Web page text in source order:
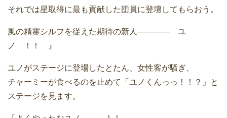
それでは星取得に最も貢献した団員に登壇してもらおう。
風の精霊シルフを従えた期待の新人———— ユ
ノ ！！ 』
ユノがステージに登場したとたん、女性客が騒ぎ、
チャーミーが食べるのを止めて「ユノくんっっ！！？」と
ステージを見ます。